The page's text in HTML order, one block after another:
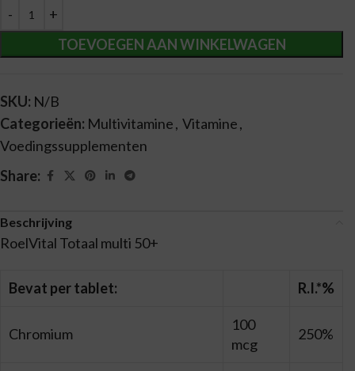
TOEVOEGEN AAN WINKELWAGEN
SKU: N/B
Categorieën: Multivitamine, Vitamine,
Voedingssupplementen
Share:
Beschrijving
RoelVital Totaal multi 50+
Bevat per tablet: R.I.*%
Chromium
100
mcg
250%